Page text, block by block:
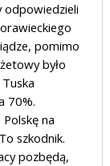
odpowiedzieli
pomimo
było
70%.
Polskę na
szkodnik.
pozbędą,